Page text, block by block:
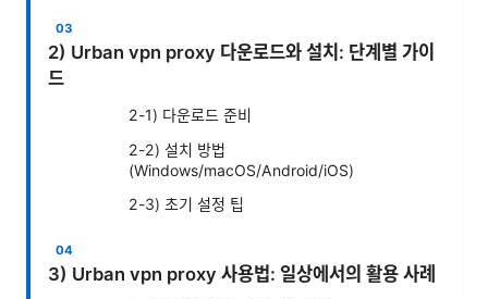
2) Urban vpn proxy 다운로드와 설치: 단계별 가이
드
2-1) 다운로드 준비
2-2) 설치 방법
(Windows/macOS/Android/iOS)
2-3) 초기 설정 팁
3) Urban vpn proxy 사용법: 일상에서의 활용 사례